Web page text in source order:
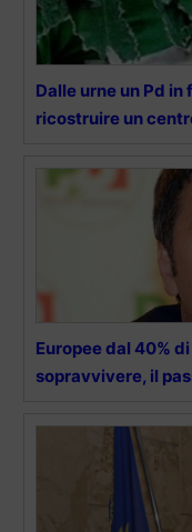
Dalle urne un Pd
ricostruire un
Europee dal 40%
sopravvivere, il